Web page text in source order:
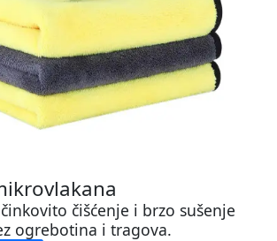
čišćenje i brzo sušenje
ogrebotina i tragova.